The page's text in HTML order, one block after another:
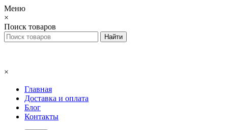
Меню
×
Поиск товаров
×
Главная
Доставка и оплата
Блог
Контакты